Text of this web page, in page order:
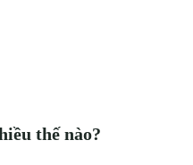
thế nào?